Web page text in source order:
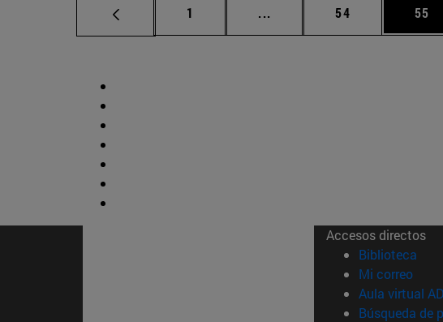
Página
1 ... Páginas intermedias Use
Página
54 55
Accesos directos
Biblioteca
Mi correo
Aula virtual
Búsqueda de